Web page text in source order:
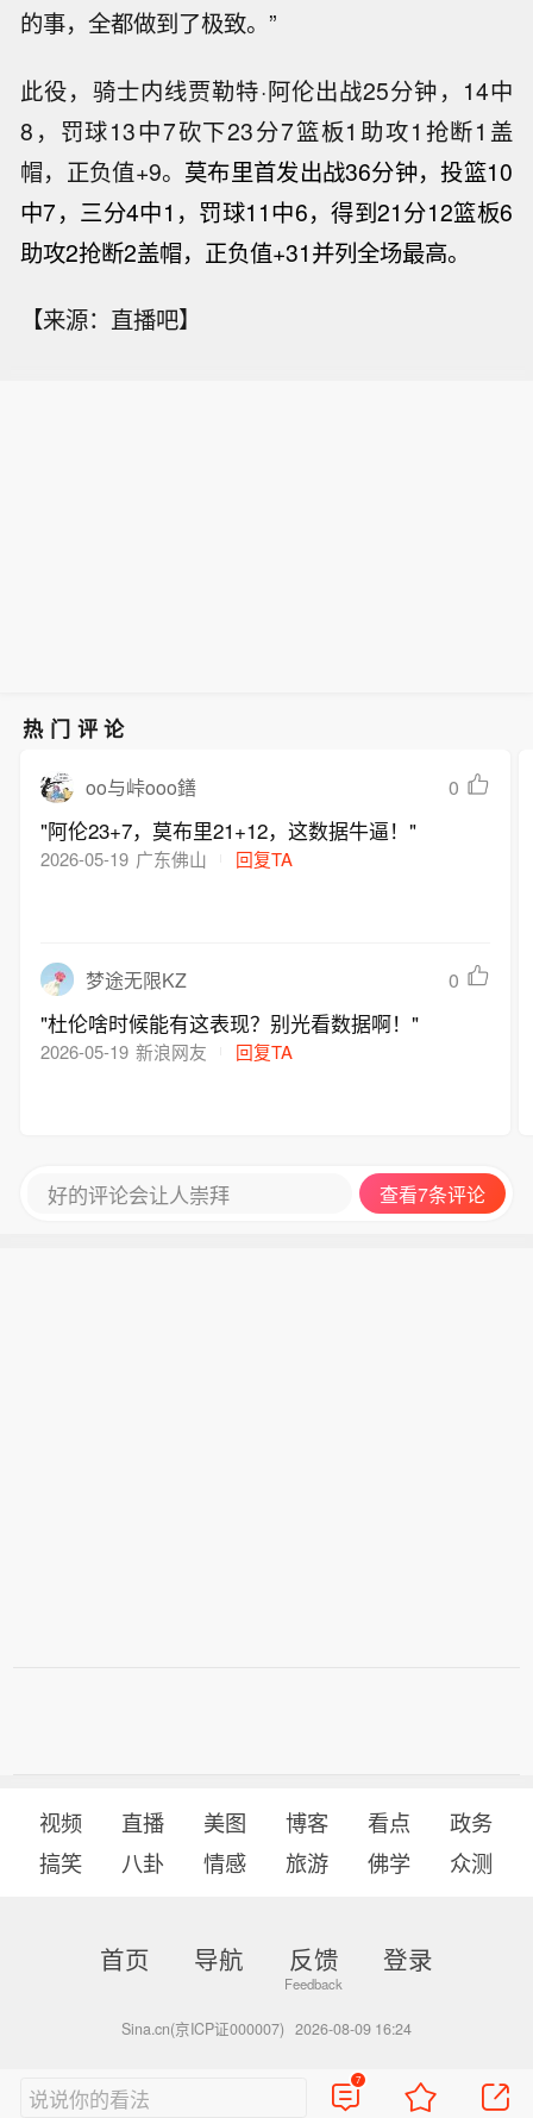
的事，全都做到了极致。”
此役，骑士内线贾勒特·阿伦出战25分钟，14中
8，罚球13中7砍下23分7篮板1助攻1抢断1盖
帽，正负值+9。 莫布里首发出战36分钟，投篮10
中7，三分4中1，罚球11中6，得到21分12篮板6
助攻2抢断2盖帽，正负值+31并列全场最高。
【来源：直播吧】
热门评论
oo与峠ooo鐥 0
"阿伦23+7，莫布里21+12，这数据牛逼！"
2026-05-19 广东佛山 回复TA
梦途无限KZ 0
"杜伦啥时候能有这表现？别光看数据啊！"
2026-05-19 新浪网友 回复TA
好的评论会让人崇拜 查看7条评论
视频 直播 美图 博客 看点
政务
搞笑
八卦 情感 旅游 佛学 众测
首页 导航 反馈 登录
Sina.cn(京ICP证000007) 2026-08-09 16:24
说说你的看法
7